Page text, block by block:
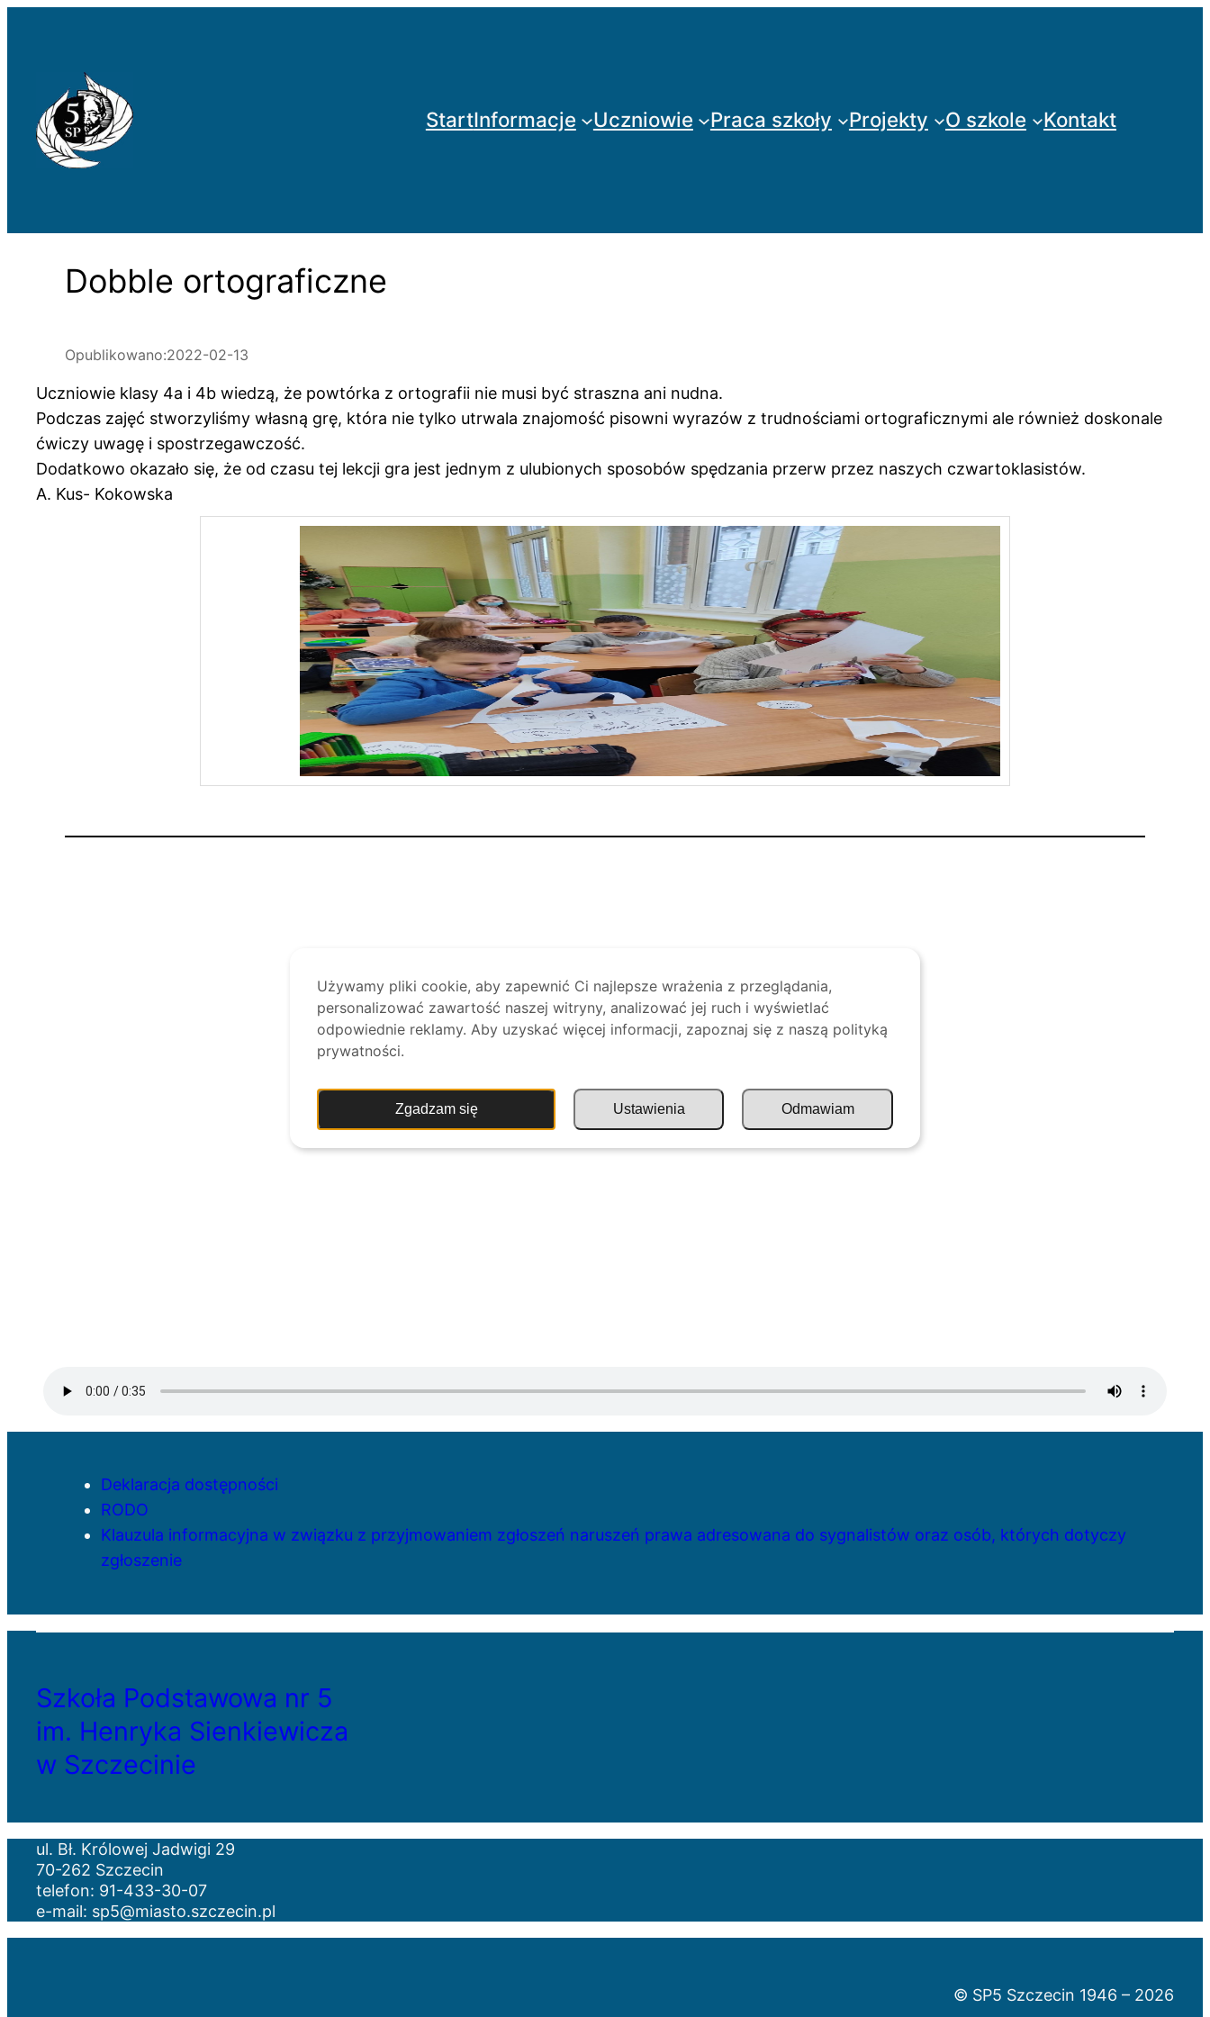
StartInformacje Uczniowie Praca szkoły Projekty O szkole Kontakt
Dobble ortograficzne
Opublikowano:2022-02-13
Uczniowie klasy 4a i 4b wiedzą, że powtórka z ortografii nie musi być straszna ani nudna.
Podczas zajęć stworzyliśmy własną grę, która nie tylko utrwala znajomość pisowni wyrazów z trudnościami ortograficznymi ale również doskonale
ćwiczy uwagę i spostrzegawczość.
Dodatkowo okazało się, że od czasu tej lekcji gra jest jednym z ulubionych sposobów spędzania przerw przez naszych czwartoklasistów.
A. Kus- Kokowska
Deklaracja dostępności
RODO
Klauzula informacyjna w związku z przyjmowaniem zgłoszeń naruszeń prawa adresowana do sygnalistów oraz osób, których dotyczy
zgłoszenie
Szkoła Podstawowa nr 5
im. Henryka Sienkiewicza
w Szczecinie
ul. Bł. Królowej Jadwigi 29
70-262 Szczecin
telefon: 91-433-30-07
e-mail: sp5@miasto.szczecin.pl
© SP5 Szczecin 1946 – 2026
Używamy pliki cookie, aby zapewnić Ci najlepsze wrażenia z przeglądania,
personalizować zawartość naszej witryny, analizować jej ruch i wyświetlać
odpowiednie reklamy. Aby uzyskać więcej informacji, zapoznaj się z naszą polityką
prywatności.
Zgadzam się Ustawienia Odmawiam